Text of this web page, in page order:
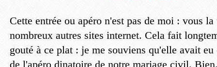
Cette entrée ou apéro n'est pas de moi : vous
nombreux autres sites internet. Cela fait
gouté à ce plat : je me souviens qu'elle avait eu
de l'apéro dinatoire de notre mariage civil.